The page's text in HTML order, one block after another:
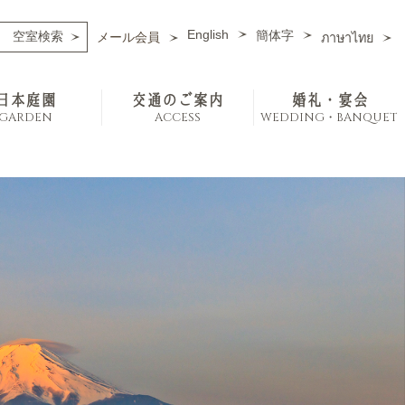
メール会員 English 簡体字 ภาษาไทย
本庭園 交通のご案内
ACCESS
婚礼・宴会
WEDDING・BANQUET